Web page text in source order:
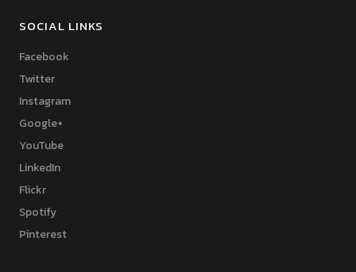
SOCIAL LINKS
Facebook
Twitter
Instagram
Google+
YouTube
LinkedIn
Flickr
Spotify
Pinterest